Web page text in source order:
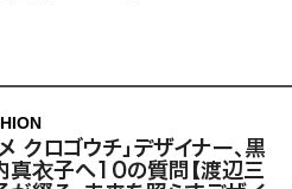
メ クロゴウチ」デザイナー、黒
真衣子へ10の質問【渡辺三